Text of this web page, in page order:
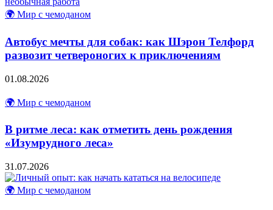
🌍 Мир с чемоданом
Автобус мечты для собак: как Шэрон Телфорд
развозит четвероногих к приключениям
01.08.2026
🌍 Мир с чемоданом
В ритме леса: как отметить день рождения
«Изумрудного леса»
31.07.2026
🌍 Мир с чемоданом